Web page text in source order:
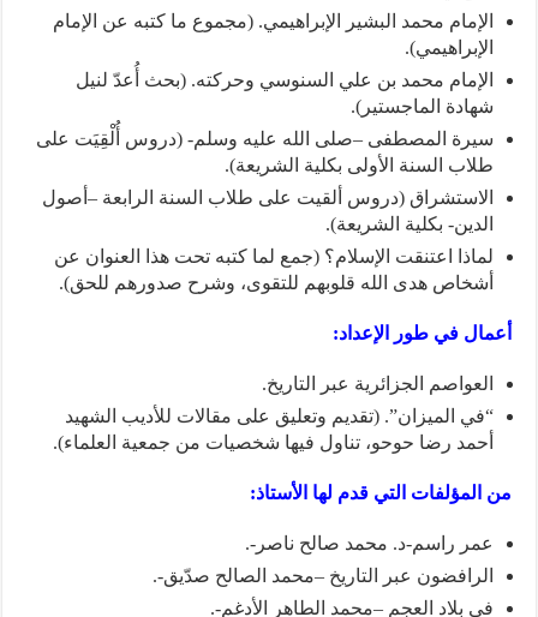
الإمام محمد البشير الإبراهيمي. (مجموع ما كتبه عن الإمام
الإبراهيمي).
الإمام محمد بن علي السنوسي وحركته. (بحث أُعدّ لنيل
شهادة الماجستير).
سيرة المصطفى –صلى الله عليه وسلم- (دروس أُلْقِيَت على
طلاب السنة الأولى بكلية الشريعة).
الاستشراق (دروس ألقيت على طلاب السنة الرابعة –أصول
الدين- بكلية الشريعة).
لماذا اعتنقت الإسلام؟ (جمع لما كتبه تحت هذا العنوان عن
أشخاص هدى الله قلوبهم للتقوى، وشرح صدورهم للحق).
أعمال في طور الإعداد:
العواصم الجزائرية عبر التاريخ.
“في الميزان”. (تقديم وتعليق على مقالات للأديب الشهيد
أحمد رضا حوحو، تناول فيها شخصيات من جمعية العلماء).
من المؤلفات التي قدم لها الأستاذ:
عمر راسم-د. محمد صالح ناصر-.
الرافضون عبر التاريخ –محمد الصالح صدّيق-.
في بلاد العجم –محمد الطاهر الأدغم-.